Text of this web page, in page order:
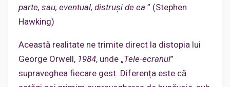
parte, sau, eventual, distruși de ea.” (Stephen
Hawking)
Această realitate ne trimite direct la distopia lui
George Orwell, 1984, unde „Tele-ecranul”
supraveghea fiecare gest. Diferența este că